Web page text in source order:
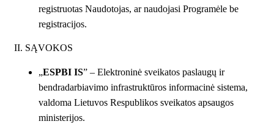
registruotas Naudotojas, ar naudojasi Programėle be
registracijos.
II. SĄVOKOS
„ESPBI IS” – Elektroninė sveikatos paslaugų ir
bendradarbiavimo infrastruktūros informacinė sistema,
valdoma Lietuvos Respublikos sveikatos apsaugos
ministerijos.